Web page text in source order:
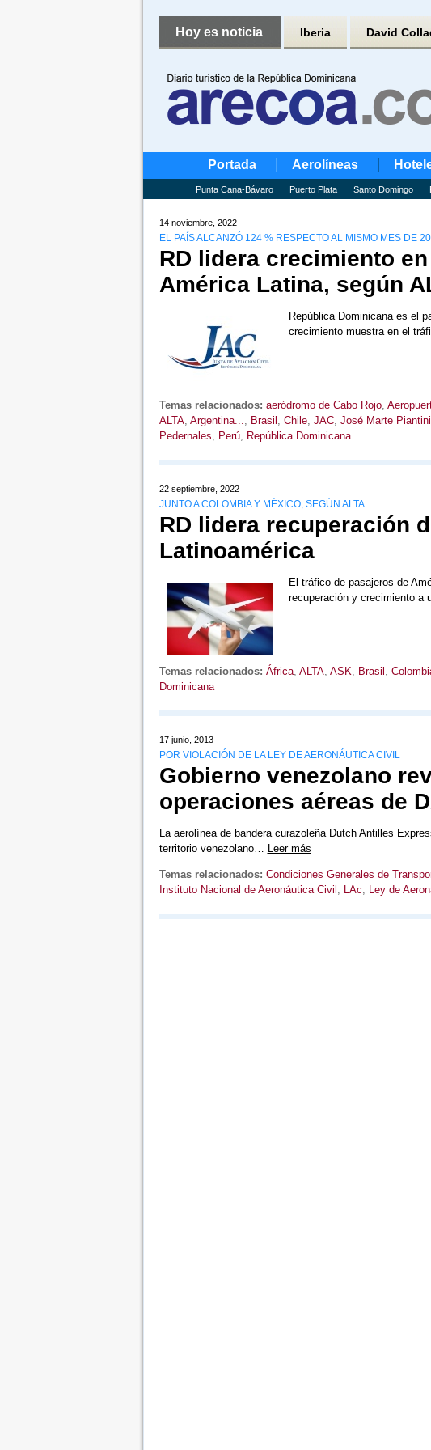
Hoy es noticia Iberia David
Portada Aerolíneas
Punta Cana-Bávaro Puerto Plata Santo Domingo
14 noviembre, 2022
EL PAÍS ALCANZÓ 124 % RESPECTO AL MISMO MES DE
RD lidera crecimiento
América Latina, según
República Dominicana es el
crecimiento muestra en el
Temas relacionados: aeródromo de Cabo Rojo,
ALTA, Argentina..., Brasil , Chile, JAC, José Marte Piantini
Pedernales, Perú, República Dominicana
22 septiembre, 2022
JUNTO A COLOMBIA Y MÉXICO, SEGÚN ALTA
RD lidera recuperación
Latinoamérica
El tráfico de pasajeros de
recuperación y crecimiento a
Temas relacionados: África, ALTA, ASK, Brasil ,
Dominicana
17 junio, 2013
POR VIOLACIÓN DE LA LEY DE AERONÁUTICA CIVIL
Gobierno venezolano
operaciones aéreas de
La aerolínea de bandera curazoleña Dutch Antilles
territorio venezolano… Leer más
Temas relacionados: Condiciones Generales de
Instituto Nacional de Aeronáutica Civil , LAc, Ley de